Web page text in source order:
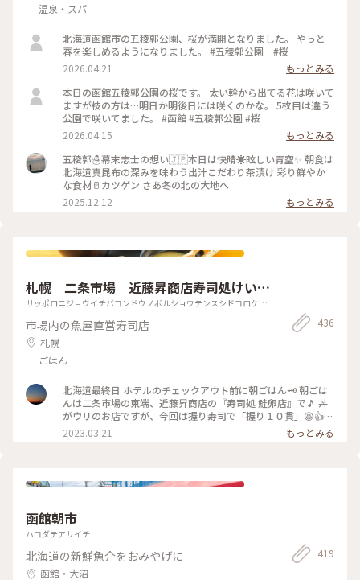
温泉・スパ
北海道函館市の五稜郭公園、桜が満開となりました。 やっと
春を楽しめるようになりました。 #五稜郭公園 #桜
2026.04.21
もっとみる
本日の函館五稜郭公園の桜です。 太い幹から出てる花は咲いて
ますが枝の方は…明日か明後日には咲くのかな。 5枚目は違う
公園で咲いてました。 #函館 #五稜郭公園 #桜
2026.04.15
もっとみる
五稜郭☃️幕末志士の想い🇯🇵本日は快晴☀眩しい青空✨️ 朝食は
北海道真昆布の深みを味わう出汁こだわり茶漬け 彩り鮮やか
な食材🥛カツゲン さあ冬の北の大地へ
2025.12.12
もっとみる
札幌 二条市場 近藤昇商店寿司処けいら
ん店
サッポロニジョウイチバコンドウノボルショウテンスシドコロケイ
市場内の魚屋直営寿司店
札幌
ごはん
436
北海道最終日 ホテルのチェックアウト前に朝ごはん🗝 朝ごは
んは二条市場の東端、近藤昇商店の『寿司処 鮭卵店』で🎵 丼
がウリのお店ですが、今回は握り寿司で「握り１０貫」😆👍
プリッとしたボタンエビ、とろける雲丹、どれもこれも美味
し〜い😆⤴️⤴️ #私のことりっぷ旅 #ことりっぷ北海道 #Myこと
2023.03.21 もっとみる
函館朝市
ハコダテアサイチ
北海道の新鮮魚介をおみやげに
函館・大沼
419